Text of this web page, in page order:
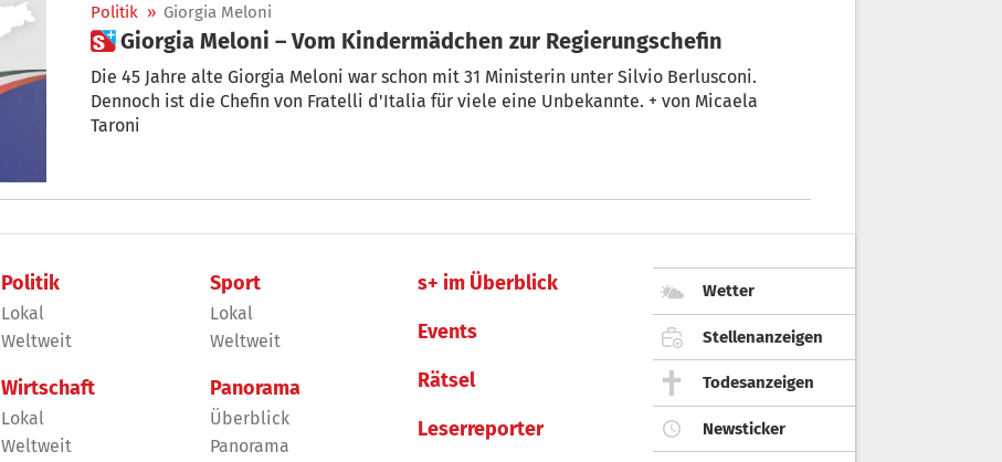
Politik » Giorgia Meloni
 Giorgia Meloni – Vom Kindermädchen zur Regierungschefin
Die 45 Jahre alte Giorgia Meloni war schon mit 31 Ministerin unter Silvio Berlusconi.
Dennoch ist die Chefin von Fratelli d'Italia für viele eine Unbekannte. + von Micaela
Taroni
Politik
Lokal
Weltweit
Wirtschaft
Lokal
Weltweit
Sport
Lokal
Weltweit
Panorama
Überblick
Panorama
s+ im Überblick
Events
Rätsel
Leserreporter
Wetter
Stellenanzeigen
Todesanzeigen
Newsticker